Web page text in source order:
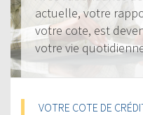
actuelle, votre
votre cote, est
votre vie
VOTRE COTE DE